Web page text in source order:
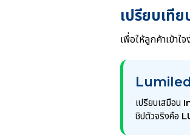
เปรียบเที
เพื่อให้ลูกค้าเข้า
เปรียบเสมือน
ชิปตัวจริงคือ